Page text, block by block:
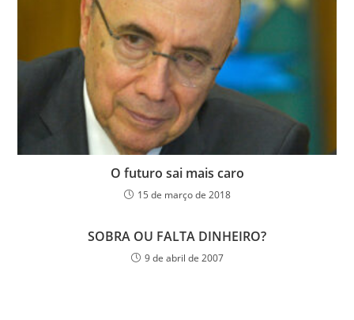
O futuro sai mais caro
15 de março de 2018
SOBRA OU FALTA DINHEIRO?
9 de abril de 2007